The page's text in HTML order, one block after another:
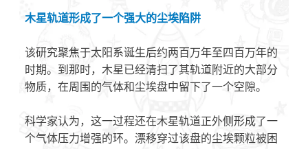
木星轨道形成了一个强大的尘埃陷阱
该研究聚焦于太阳系诞生后约两百万年至四百万年的
时期。到那时，木星已经清扫了其轨道附近的大部分
物质，在周围的气体和尘埃盘中留下了一个空隙。
科学家认为，这一过程还在木星轨道正外侧形成了一
个气体压力增强的环。漂移穿过该盘的尘埃颗粒被困